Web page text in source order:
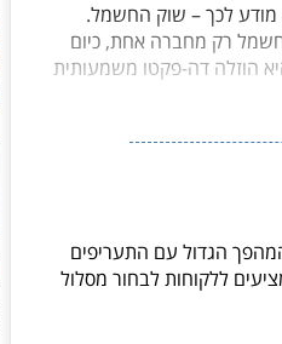
מודע לכך – שוק החשמל.
רק מחברה אחת, כיום
הוזלה דה-פקטו משמעותית
הגדול עם התעריפים
ללקוחותלבחור מסלול